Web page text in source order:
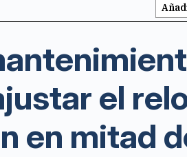
el
en mitad